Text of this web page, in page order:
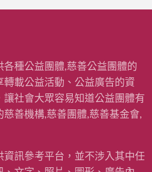
種公益團體,慈善公益團體的
載公益活動、公益廣告的資
社會大眾容易知道公益團體有
善機構,慈善團體,慈善基金會,
訊參考平台，並不涉入其中任